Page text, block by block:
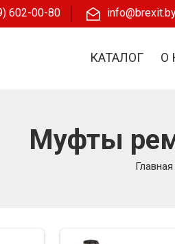
602-00-80
КАТАЛОГ О
Муфты
Главная